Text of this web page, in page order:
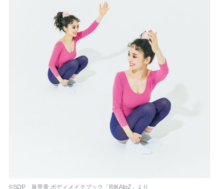
©︎SDP 泉里香 ボディメイクブック「RIKAtoZ」より